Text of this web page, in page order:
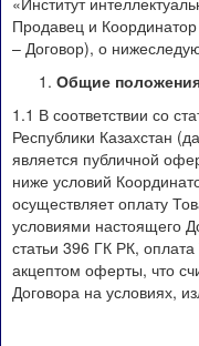
Продавец и
– Договор), о
Общие
1.1 В соответствии со
Республики Казахстан
является публичной
ниже условий
осуществляет оплату
условиями настоящего
статьи 396 ГК РК,
акцептом оферты, что
Договора на условиях,